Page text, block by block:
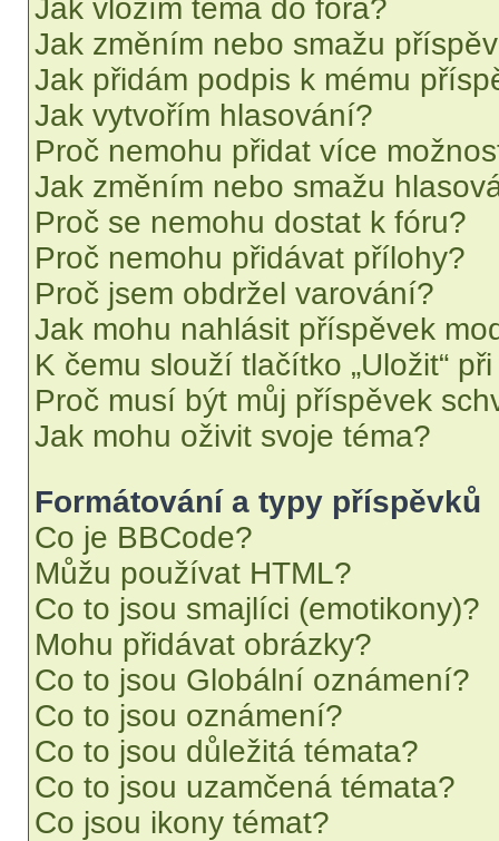
Jak vložím téma do fóra?
Jak změním nebo smažu
Jak přidám podpis k mému
Jak vytvořím hlasování?
Proč nemohu přidat více
Jak změním nebo smažu
Proč se nemohu dostat k fóru?
Proč nemohu přidávat přílohy?
Proč jsem obdržel varování?
Jak mohu nahlásit příspěvek
K čemu slouží tlačítko „Uložit“
Proč musí být můj příspěvek
Jak mohu oživit svoje téma?
Formátování a typy příspěvků
Co je BBCode?
Můžu používat HTML?
Co to jsou smajlíci (emotikony)?
Mohu přidávat obrázky?
Co to jsou Globální oznámení?
Co to jsou oznámení?
Co to jsou důležitá témata?
Co to jsou uzamčená témata?
Co jsou ikony témat?